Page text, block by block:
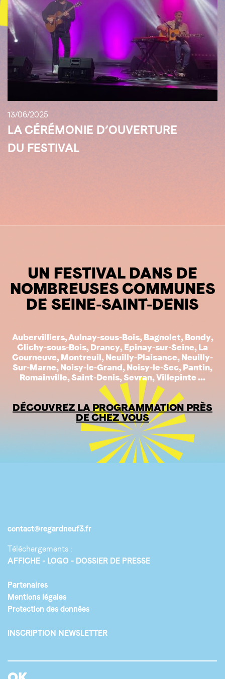
13/06/2025
LA CÉRÉMONIE D’OUVERTURE
DU FESTIVAL
UN FESTIVAL DANS DE
NOMBREUSES COMMUNES
DE SEINE-SAINT-DENIS
Aubervilliers, Aulnay-sous-Bois, Bagnolet, Bondy,
Clichy-sous-Bois, Drancy, Epinay-sur-Seine, La
Courneuve, Montreuil, Neuilly-Plaisance, Neuilly-
Sur-Marne, Noisy-le-Grand, Noisy-le-Sec, Pantin,
Romainville, Saint-Denis, Sevran, Villepinte ...
DÉCOUVREZ LA PROGRAMMATION PRÈS
DE CHEZ VOUS
contact@regardneuf3.fr
Téléchargements :
AFFICHE
LOGO DOSSIER DE PRESSE
Partenaires
Mentions légales
Protection des données
INSCRIPTION NEWSLETTER